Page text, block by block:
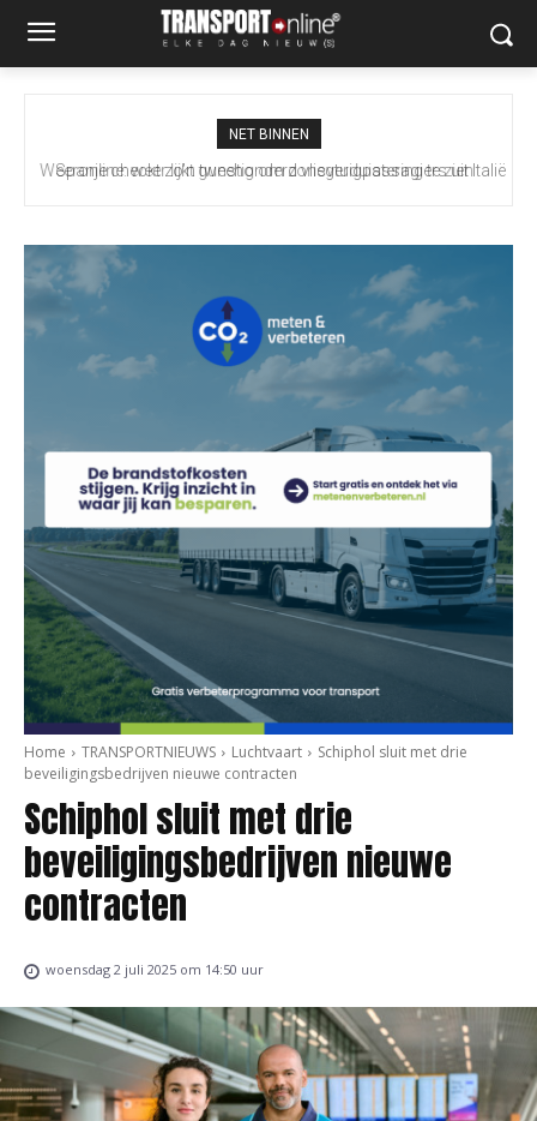
NET BINNEN
Spanje checkt zo’n tweehonderd vliegtuigpassagiers uit Italië
Home TRANSPORTNIEUWS Luchtvaart
Schiphol sluit met drie
beveiligingsbedrijven nieuwe contracten
Schiphol sluit met drie
beveiligingsbedrijven nieuwe
contracten
woensdag 2 juli 2025 om 14:50 uur